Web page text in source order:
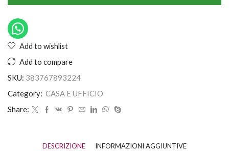
Add to wishlist
Add to compare
SKU: 383767893224
Category: CASA E UFFICIO
Share:
DESCRIZIONE INFORMAZIONI AGGIUNTIVE